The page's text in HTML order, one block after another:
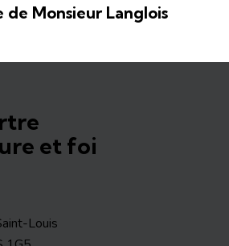
Monsieur Langlois
et foi
Louis